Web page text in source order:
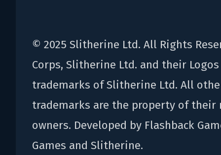
© 2025 Slitherine Ltd. All Rights
Corps, Slitherine Ltd. and their
trademarks of Slitherine Ltd. All
trademarks are the property of their
owners. Developed by Flashback
Games and Slitherine.